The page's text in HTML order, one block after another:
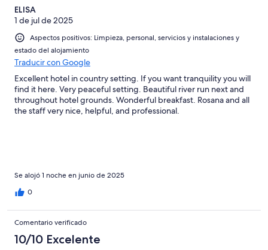
ELISA
1 de jul de 2025
Aspectos positivos: Limpieza, personal, servicios y instalaciones y
estado del alojamiento
Traducir con Google
Excellent hotel in country setting. If you want tranquility you will
find it here. Very peaceful setting. Beautiful river run next and
throughout hotel grounds. Wonderful breakfast. Rosana and all
the staff very nice, helpful, and professional.
Se alojó 1 noche en junio de 2025
0
Comentario verificado
10/10 Excelente